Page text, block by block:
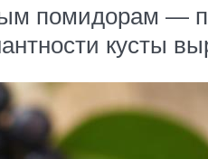
помидорам —
кусты